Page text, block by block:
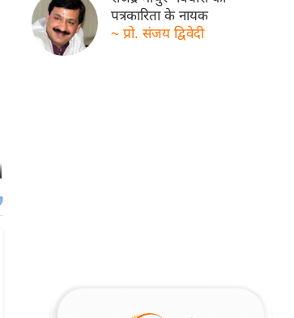
पत्रकारिता के नायक
~ प्रो. संजय द्विवेदी